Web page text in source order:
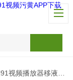
视频污黄APP下载
视频播放器移液器